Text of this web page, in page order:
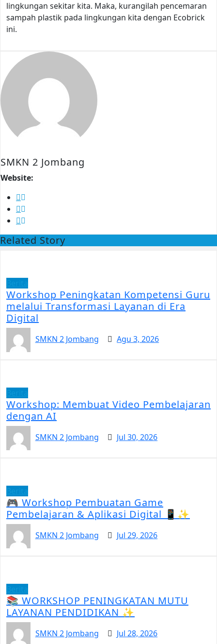
lingkungan sekitar kita. Maka, kurangilah pencemaran
sampah plastik pada lingkungan kita dengan Ecobrick
ini.
SMKN 2 Jombang
Website:
Related Story
Workshop Peningkatan Kompetensi Guru
melalui Transformasi Layanan di Era
Digital
SMKN 2 Jombang Agu 3, 2026
Workshop: Membuat Video Pembelajaran
dengan AI
SMKN 2 Jombang Jul 30, 2026
🎮 Workshop Pembuatan Game
Pembelajaran & Aplikasi Digital 📱✨
SMKN 2 Jombang Jul 29, 2026
📚 WORKSHOP PENINGKATAN MUTU
LAYANAN PENDIDIKAN ✨
SMKN 2 Jombang Jul 28, 2026